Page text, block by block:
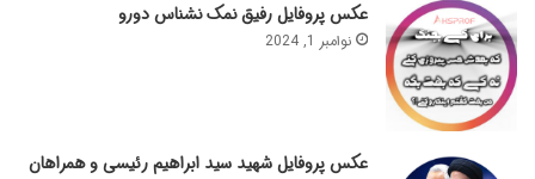
عکس پروفایل رفیق نمک نشناس دورو
نوامبر 1, 2024
عکس پروفایل شهید سید ابراهیم رئیسی و همراهان